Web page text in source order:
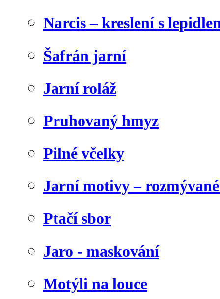
Narcis – kreslení s
Šafrán jarní
Jarní roláž
Pruhovaný hmyz
Pilné včelky
Jarní motivy –
Ptačí sbor
Jaro - maskování
Motýli na louce